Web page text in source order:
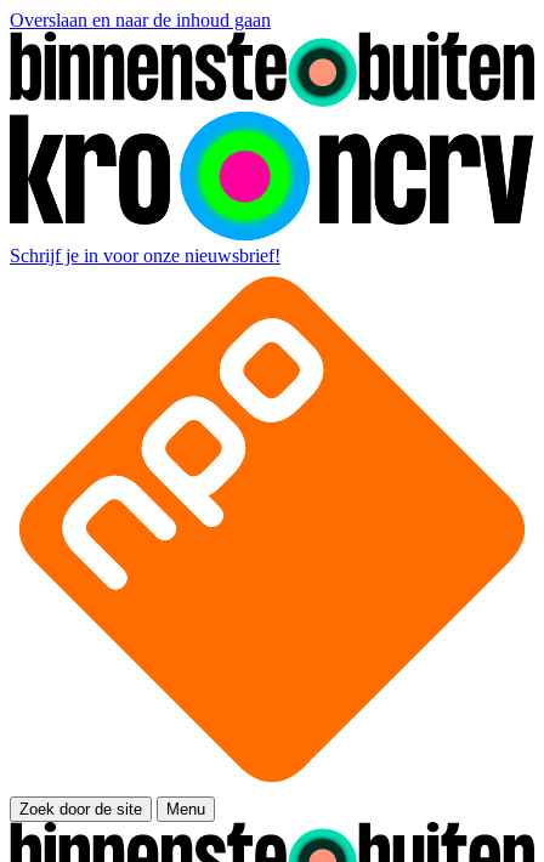
Overslaan en naar de inhoud gaan
Schrijf je in voor onze nieuwsbrief!
Zoek door de site Menu